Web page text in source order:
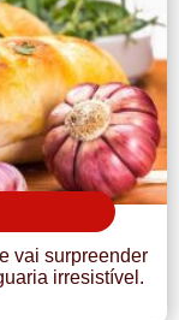
vai surpreender
irresistível.